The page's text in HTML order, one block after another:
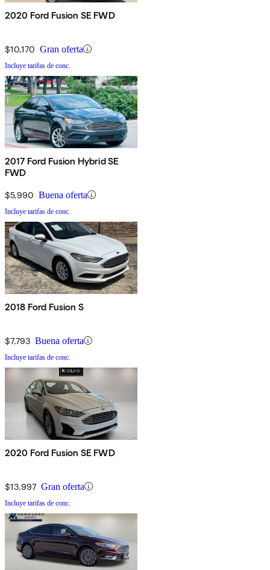
2020 Ford Fusion SE FWD
$10,170 Gran oferta
Incluye tarifas de conc.
2017 Ford Fusion Hybrid SE
FWD
$5,990 Buena oferta
Incluye tarifas de conc.
2018 Ford Fusion S
$7,793 Buena oferta
Incluye tarifas de conc.
2020 Ford Fusion SE FWD
$13,997 Gran oferta
Incluye tarifas de conc.